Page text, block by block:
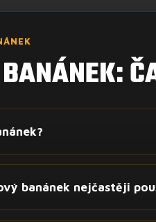
banánek nejčastěji